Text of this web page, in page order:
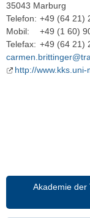
Akademie der
35043 Marburg
Telefon: +49 (64 21)
Mobil:
+49 (1 60)
Telefax: +49 (64 21)
http://